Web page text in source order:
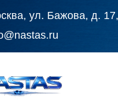
ул. Бажова, д.